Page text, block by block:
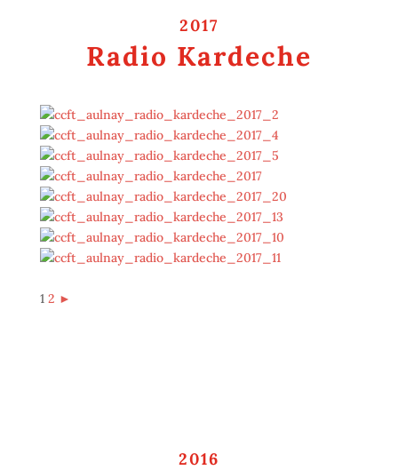
2017
Radio Kardeche
1 2 ►
2016